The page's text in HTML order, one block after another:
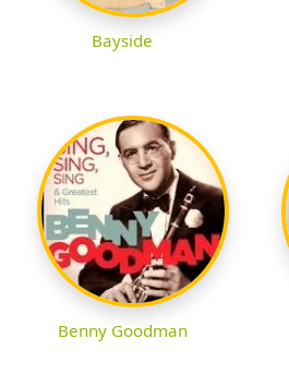
Bayside
Benny Goodman